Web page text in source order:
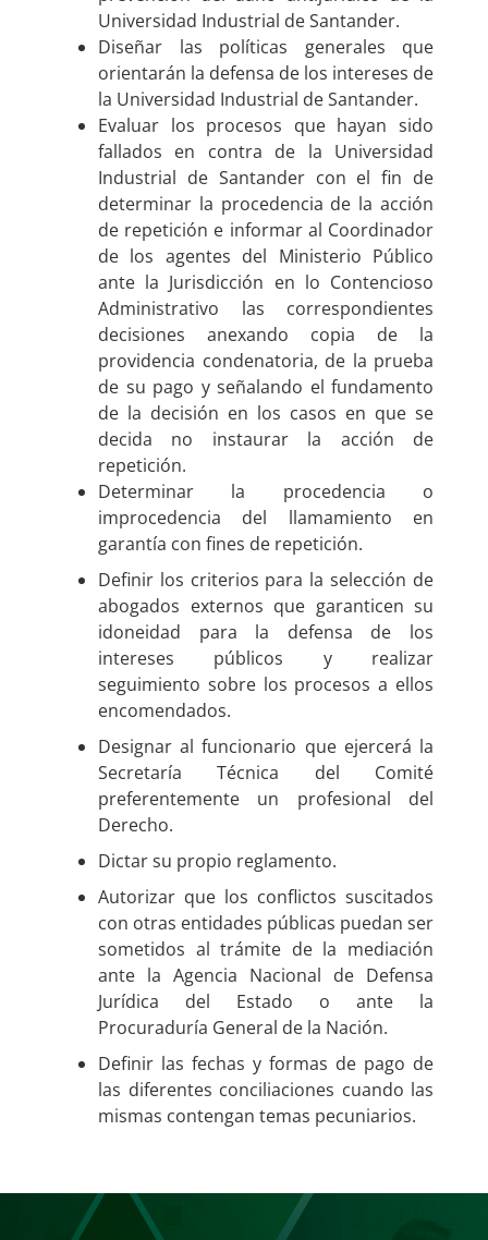
Universidad Industrial de Santander.
Diseñar las políticas generales que
orientarán la defensa de los intereses de
la Universidad Industrial de Santander.
Evaluar los procesos que hayan sido
fallados en contra de la Universidad
Industrial de Santander con el fin de
determinar la procedencia de la acción
de repetición e informar al Coordinador
de los agentes del Ministerio Público
ante la Jurisdicción en lo Contencioso
Administrativo las correspondientes
decisiones anexando copia de la
providencia condenatoria, de la prueba
de su pago y señalando el fundamento
de la decisión en los casos en que se
decida no instaurar la acción de
repetición.
Determinar la procedencia o
improcedencia del llamamiento en
garantía con fines de repetición.
Definir los criterios para la selección de
abogados externos que garanticen su
idoneidad para la defensa de los
intereses públicos y realizar
seguimiento sobre los procesos a ellos
encomendados.
Designar al funcionario que ejercerá la
Secretaría Técnica del Comité
preferentemente un profesional del
Derecho.
Dictar su propio reglamento.
Autorizar que los conflictos suscitados
con otras entidades públicas puedan ser
sometidos al trámite de la mediación
ante la Agencia Nacional de Defensa
Jurídica del Estado o ante la
Procuraduría General de la Nación.
Definir las fechas y formas de pago de
las diferentes conciliaciones cuando las
mismas contengan temas pecuniarios.